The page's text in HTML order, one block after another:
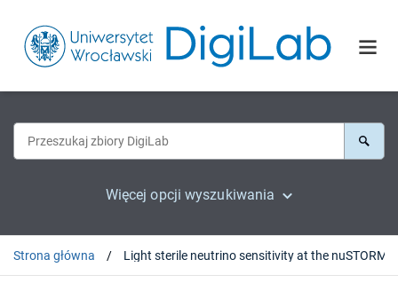
Więcej opcji wyszukiwania
Strona główna